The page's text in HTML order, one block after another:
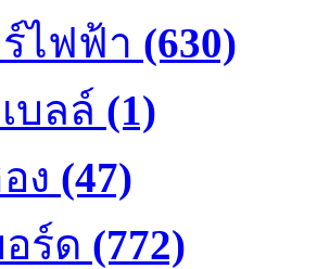
ไฟฟ้า (630)
บลล์ (1)
ง (47)
ร์ด (772)